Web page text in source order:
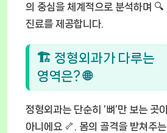
의 중심을 체계적으로 분석하며 🔍
진료를 제공합니다.
🏗 정형외과가 다루는
영역은? 🌐
정형외과는 단순히 ‘뼈’만 보는 곳이
아니에요 🦴. 몸의 골격을 받쳐주는